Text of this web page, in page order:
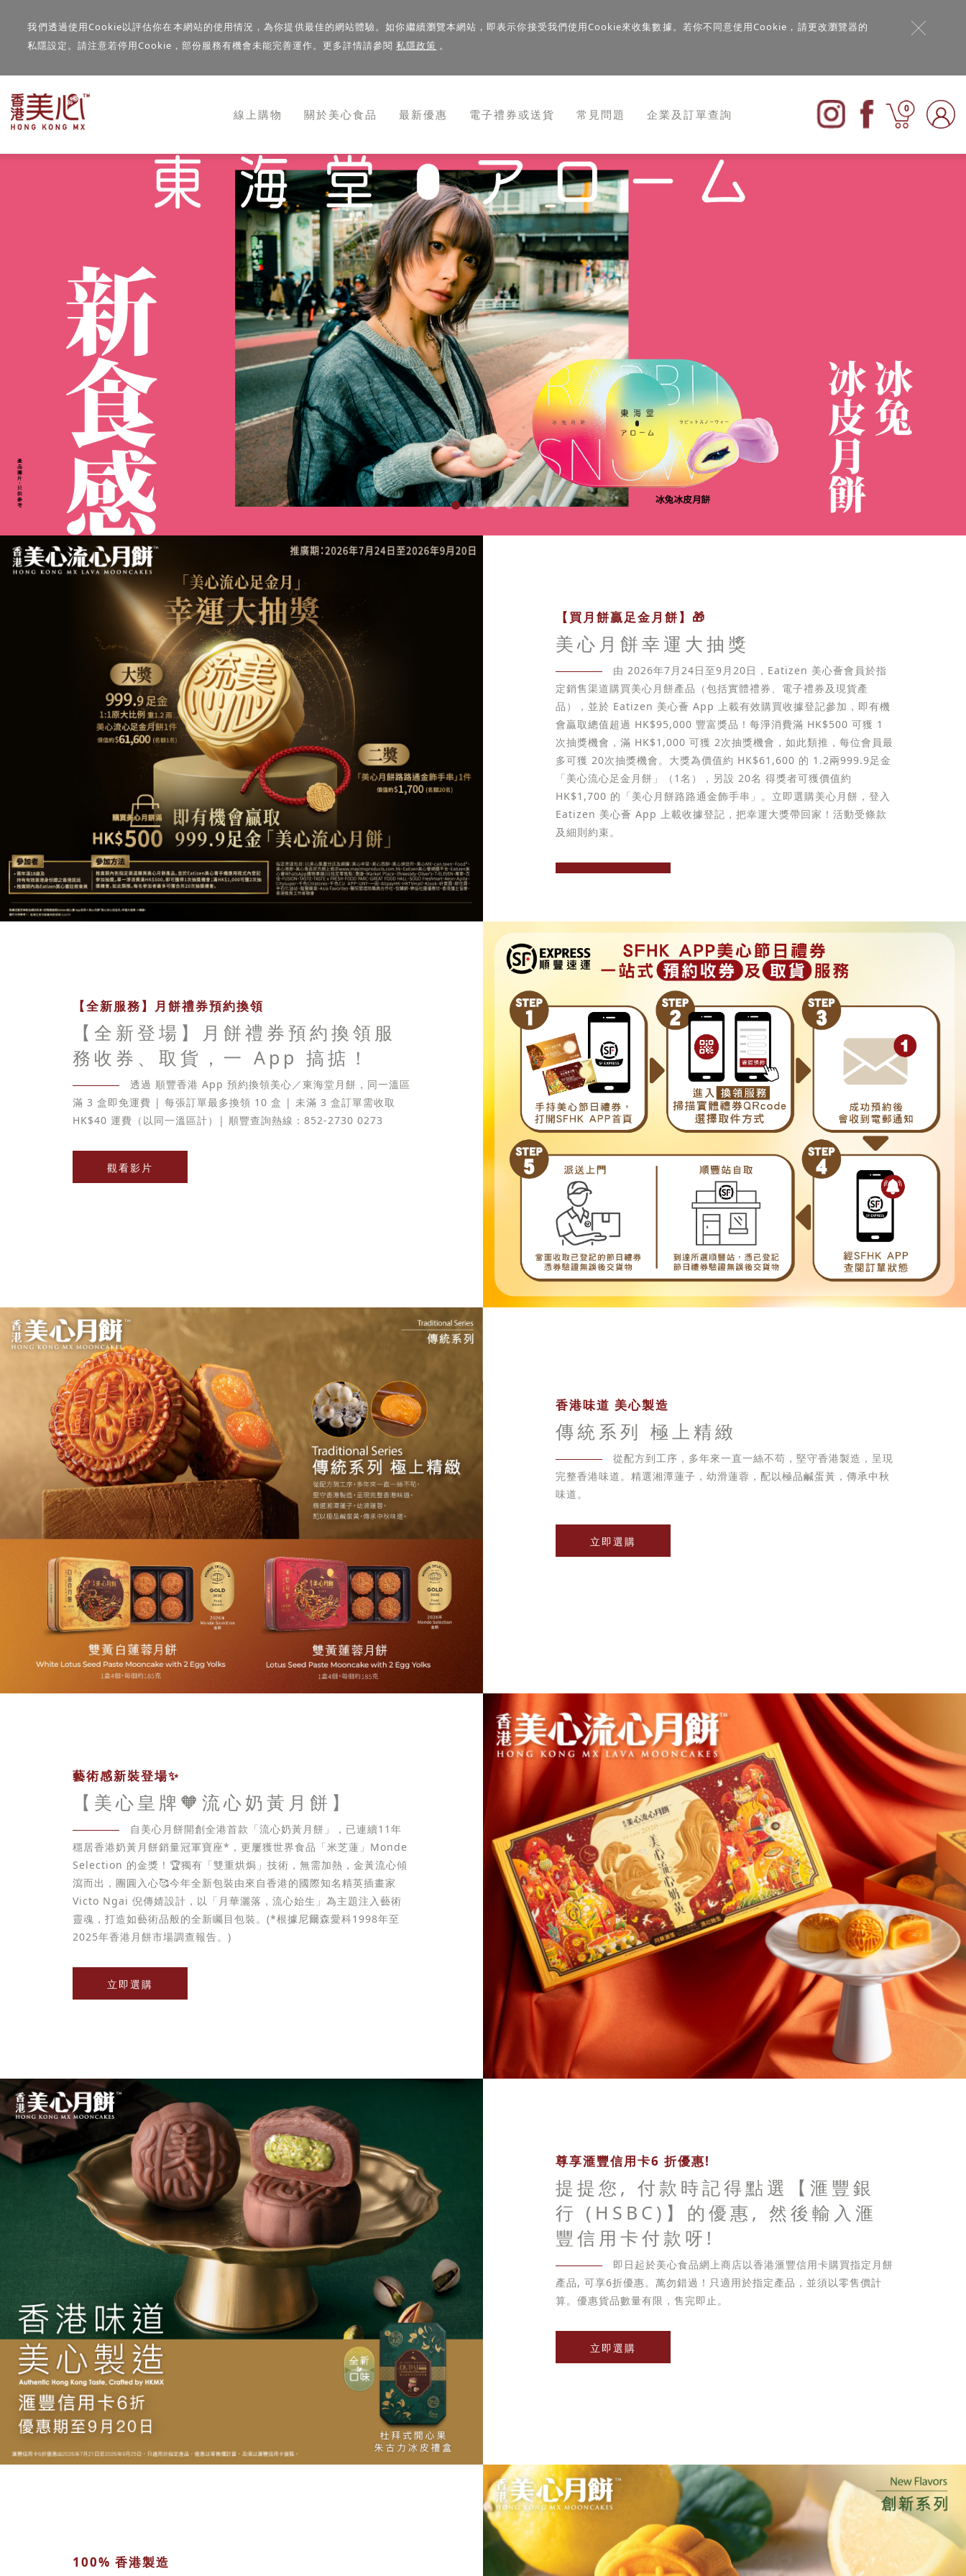
我們透過使用Cookie以評估你在本網站的使用情況，為你提供最佳的網站體驗。如你繼續瀏覽本網站，即表示你接受我們使用Cookie來收集數據。若你不同意使用Cookie，請更改瀏覽器的
私隱設定。請注意若停用Cookie，部份服務有機會未能完善運作。更多詳情請參閱私隱政策 。
線上購物 關於美心食品 最新優惠 電子禮券或送貨 常見問題 企業及訂單查詢 0
【買月餅贏足金月餅】🎁
美心月餅幸運大抽獎
由 2026年7月24日至9月20日，Eatizen 美心薈會員於指
定銷售渠道購買美心月餅產品（包括實體禮券、電子禮券及現貨產
品），並於 Eatizen 美心薈 App 上載有效購買收據登記參加，即有機
會贏取總值超過 HK$95,000 豐富獎品！每淨消費滿 HK$500 可獲 1
次抽獎機會，滿 HK$1,000 可獲 2次抽獎機會，如此類推，每位會員最
多可獲 20次抽獎機會。大獎為價值約 HK$61,600 的 1.2兩999.9足金
「美心流心足金月餅」（1名），另設 20名 得獎者可獲價值約
HK$1,700 的「美心月餅路路通金飾手串」。立即選購美心月餅，登入
Eatizen 美心薈 App 上載收據登記，把幸運大獎帶回家！活動受條款
及細則約束。
【全新服務】月餅禮券預約換領
【全新登場】月餅禮券預約換領服
務收券、取貨，一 App 搞掂！
透過 順豐香港 App 預約換領美心／東海堂月餅，同一溫區
滿 3 盒即免運費 | 每張訂單最多換領 10 盒 | 未滿 3 盒訂單需收取
HK$40 運費（以同一溫區計）| 順豐查詢熱線：852-2730 0273
觀看影片
香港味道 美心製造
傳統系列 極上精緻
從配方到工序，多年來一直一絲不苟，堅守香港製造，呈現
完整香港味道。精選湘潭蓮子，幼滑蓮蓉，配以極品鹹蛋黃，傳承中秋
味道。
立即選購
藝術感新裝登場✨
【美心皇牌🧡流心奶黃月餅】
自美心月餅開創全港首款「流心奶黃月餅」，已連續11年
穩居香港奶黃月餅銷量冠軍寶座*，更屢獲世界食品「米芝蓮」Monde
Selection 的金獎！🏆獨有「雙重烘焗」技術，無需加熱，金黃流心傾
瀉而出，團圓入心🥰今年全新包裝由來自香港的國際知名精英插畫家
Victo Ngai 倪傳婧設計，以「月華灑落，流心始生」為主題注入藝術
靈魂，打造如藝術品般的全新矚目包裝。(*根據尼爾森愛科1998年至
2025年香港月餅市場調查報告。)
立即選購
尊享滙豐信用卡6 折優惠!
提提您, 付款時記得點選【滙豐銀
行 (HSBC)】的優惠, 然後輸入滙
豐信用卡付款呀!
即日起於美心食品網上商店以香港滙豐信用卡購買指定月餅
產品, 可享6折優惠。萬勿錯過！只適用於指定產品，並須以零售價計
算。優惠貨品數量有限，售完即止。
立即選購
100% 香港製造